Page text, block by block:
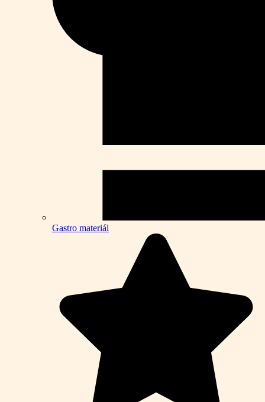
Gastro materiál